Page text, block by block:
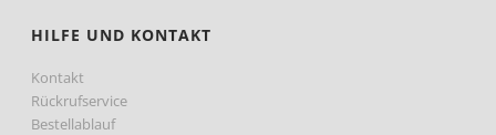
HILFE UND KONTAKT
Kontakt
Rückrufservice
Bestellablauf